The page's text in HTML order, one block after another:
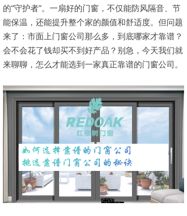
相关文章
防伪查询
的“守护者”。一扇好的门窗，不仅能防风隔音、节
能保温，还能提升整个家的颜值和舒适度。但问题
来了：市面上门窗公司那么多，到底哪家才靠谱？
会不会花了钱却买不到好产品？别急，今天我们就
来聊聊，怎么才能选到一家真正靠谱的门窗公司。